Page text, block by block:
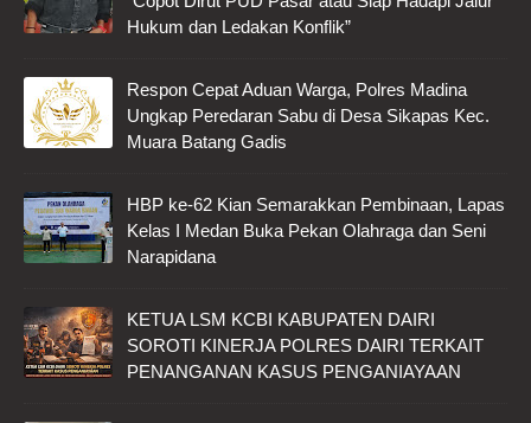
Hukum dan Ledakan Konflik”
Respon Cepat Aduan Warga, Polres Madina
Ungkap Peredaran Sabu di Desa Sikapas Kec.
Muara Batang Gadis
HBP ke-62 Kian Semarakkan Pembinaan, Lapas
Kelas I Medan Buka Pekan Olahraga dan Seni
Narapidana
KETUA LSM KCBI KABUPATEN DAIRI
SOROTI KINERJA POLRES DAIRI TERKAIT
PENANGANAN KASUS PENGANIAYAAN